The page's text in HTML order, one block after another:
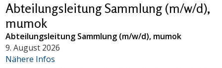
Abteilungsleitung Sammlung (m/w/d),
mumok
Abteilungsleitung Sammlung (m/w/d), mumok
9. August 2026
Nähere Infos